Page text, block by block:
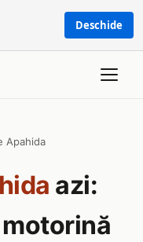
Deschide
Apahida
azi: